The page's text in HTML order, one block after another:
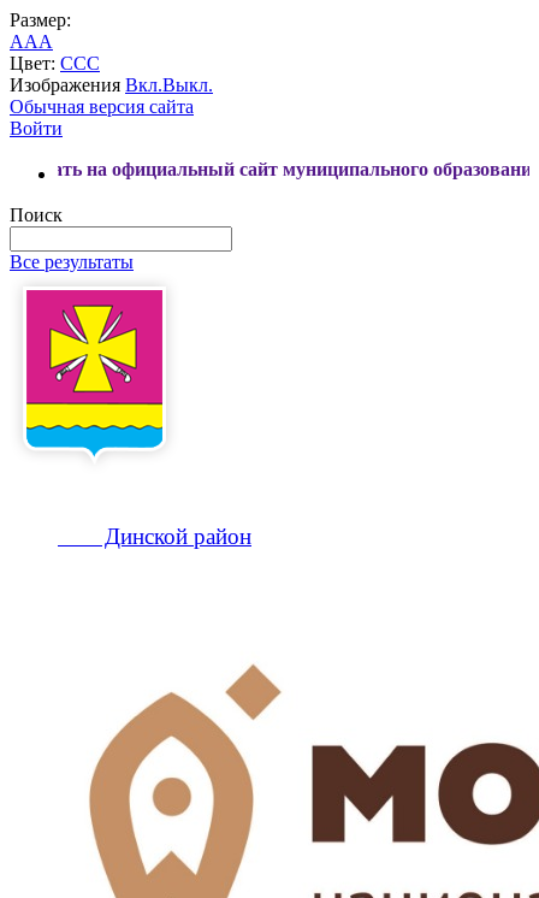
Размер:
AAA
Цвет: CCC
Изображения Вкл.Выкл.
Обычная версия сайта
Войти
официальный сайт муниципального образования Динской
Поиск
Все результаты
Динской район